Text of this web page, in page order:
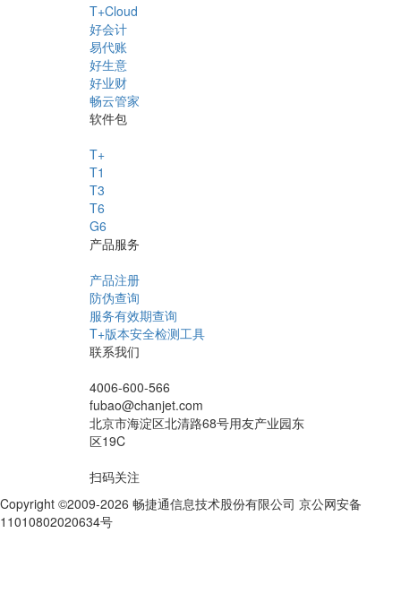
T+Cloud
好会计
易代账
好生意
好业财
畅云管家
软件包
T+
T1
T3
T6
G6
产品服务
产品注册
防伪查询
服务有效期查询
T+版本安全检测工具
联系我们
4006-600-566
fubao@chanjet.com
北京市海淀区北清路68号用友产业园东
区19C
扫码关注
Copyright ©2009-2026 畅捷通信息技术股份有限公司 京公网安备
11010802020634号